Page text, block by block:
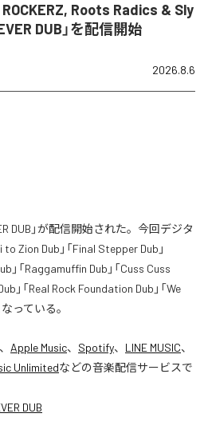
Roots Radics & Sly
DUB」を配信開始
2026.8.6
DUB」が配信開始された。今回デジタ
Zion Dub」「Final Stepper Dub」
」「Raggamuffin Dub」「Cuss Cuss
」「Real Rock Foundation Dub」「We
っている。
Apple Music、 Spotify、 LINE MUSIC、
Unlimitedなどの音楽配信サービスで
DUB